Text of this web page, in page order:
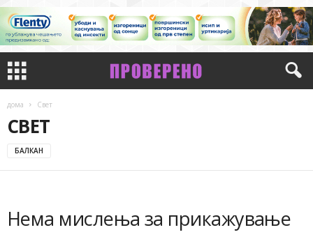
дома Свет
СВЕТ
БАЛКАН
Нема мислења за прикажување